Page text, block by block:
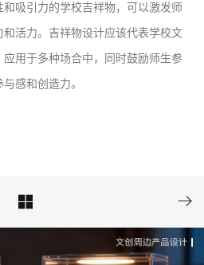
吸引力的学校吉祥物，可以激发师
活力。吉祥物设计应该代表学校文
用于多种场合中，同时鼓励师生参
感和创造力。
 